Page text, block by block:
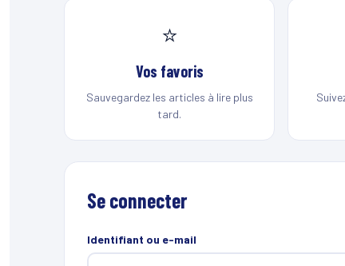
⭐
Vos favoris
Sauvegardez les articles à lire plus
tard.
Se connecter
Identifiant ou e-mail